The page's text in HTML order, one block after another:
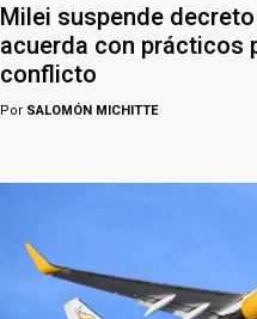
Milei suspende
acuerda con prácticos
conflicto
Por SALOMÓN MICHITTE